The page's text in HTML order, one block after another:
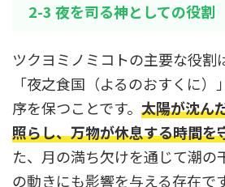
2-3 夜を司る神としての役割
ツクヨミノミコトの主要な役割
「夜之食国（よるのおすくに
序を保つことです。 太陽が沈ん
照らし、万物が休息する時間を
た、月の満ち欠けを通じて潮の
の動きにも影響を与える存在で